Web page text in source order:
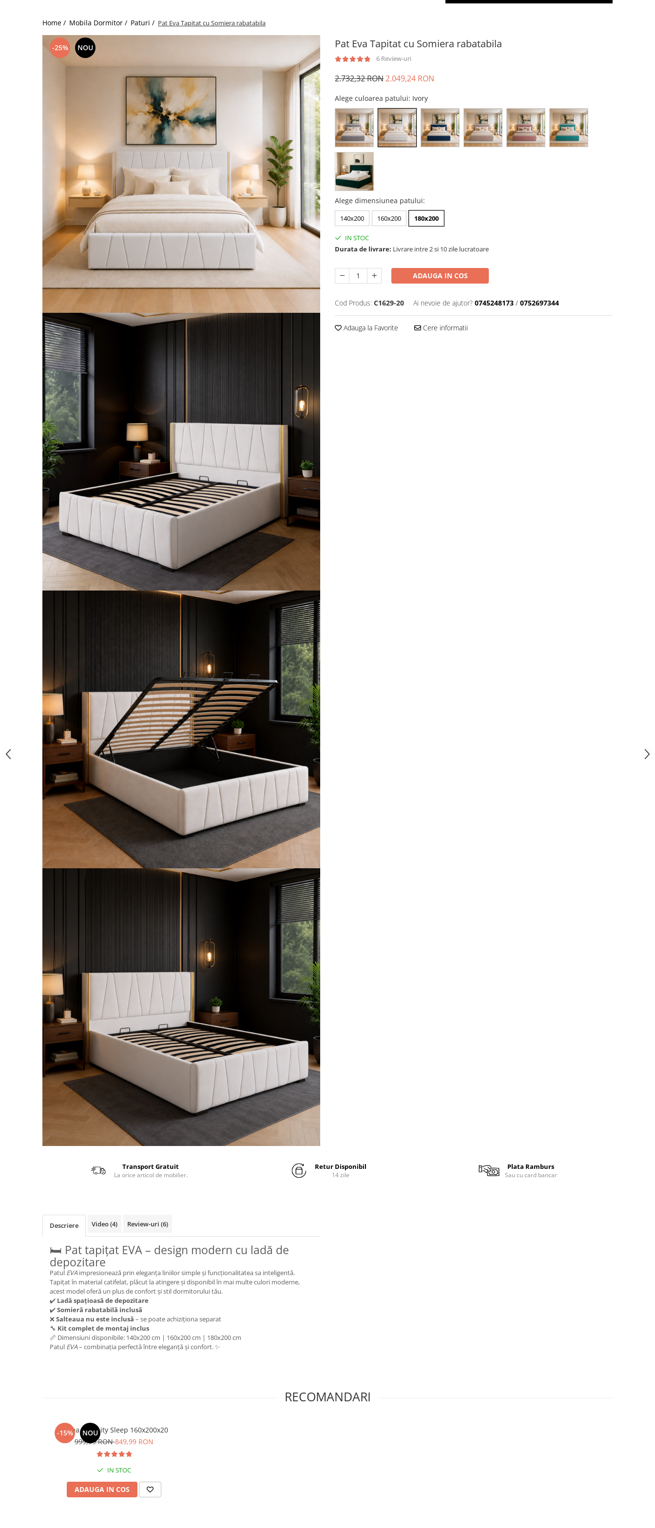
Home / Mobila Dormitor / Paturi / Pat Eva Tapitat cu Somiera rabatabila
-25% NOU Pat Eva Tapitat cu Somiera rabatabila
6 Review-uri
2.732,32 RON2.049,24 RON
Alege culoarea patului: Ivory
Alege dimensiunea patului:
140x200 160x200 180x200
IN STOC
Durata de livrare: Livrare intre 2 si 10 zile lucratoare
ADAUGA IN COS
Cod Produs: C1629-20 Ai nevoie de ajutor? 0745248173 / 0752697344
Adauga la Favorite Cere informatii
Transport Gratuit
La orice articol de mobilier.
Retur Disponibil
14 zile
Plata Ramburs
Sau cu card bancar
Descriere Video(4) Review-uri (6)
🛏️ Pat tapițat EVA – design modern cu ladă de
depozitare
Patul EVA impresionează prin eleganța liniilor simple și funcționalitatea sa inteligentă.
Tapițat în material catifelat, plăcut la atingere și disponibil în mai multe culori moderne,
acest model oferă un plus de confort și stil dormitorului tău.
✔️ Ladă spațioasă de depozitare
✔️Somieră rabatabilă inclusă
❌Salteaua nu este inclusă – se poate achiziționa separat
🔧 Kit complet de montaj inclus
📏 Dimensiuni disponibile: 140x200 cm | 160x200 cm | 180x200 cm
Patul EVA– combinația perfectă între eleganță și confort. ✨
RECOMANDARI
-15% NOU
Saltea Serenity Sleep 160x200x20
999,99 RON849,99 RON
IN STOC
ADAUGA IN COS